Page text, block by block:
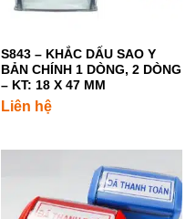
S843 – KHẮC DẤU SAO Y
BẢN CHÍNH 1 DÒNG, 2 DÒNG
– KT: 18 X 47 MM
Liên hệ